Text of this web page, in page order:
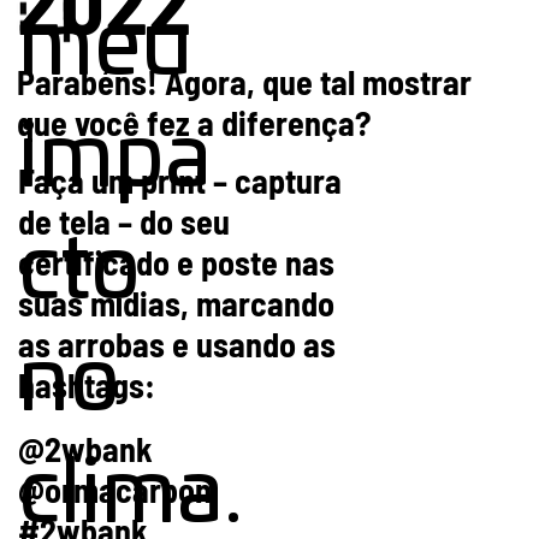
meu
impa
cto
no
clima.
Parabéns! Agora, que tal mostrar
que você fez a diferença?
Faça um print – captura
de tela – do seu
certificado e poste nas
suas mídias, marcando
as arrobas e usando as
hashtags:
@2wbank
@ormacarbon
#2wbank